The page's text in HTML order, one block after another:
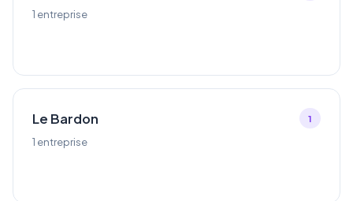
1 entreprise
Le Bardon
1 entreprise
1